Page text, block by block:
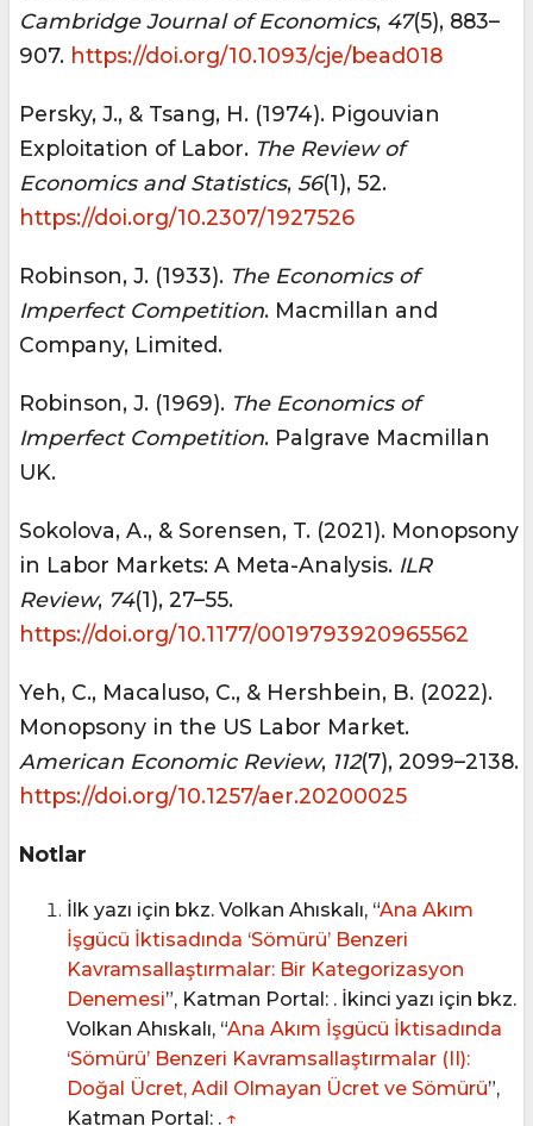
Cambridge Journal of Economics, 47(5), 883–
907. https://doi.org/10.1093/cje/bead018
Persky, J., & Tsang, H. (1974). Pigouvian
Exploitation of Labor. The Review of
Economics and Statistics, 56(1), 52.
https://doi.org/10.2307/1927526
Robinson, J. (1933). The Economics of
Imperfect Competition. Macmillan and
Company, Limited.
Robinson, J. (1969). The Economics of
Imperfect Competition. Palgrave Macmillan
UK.
Sokolova, A., & Sorensen, T. (2021). Monopsony
in Labor Markets: A Meta-Analysis. ILR
Review, 74(1), 27–55.
https://doi.org/10.1177/0019793920965562
Yeh, C., Macaluso, C., & Hershbein, B. (2022).
Monopsony in the US Labor Market.
American Economic Review, 112(7), 2099–2138.
https://doi.org/10.1257/aer.20200025
Notlar
İlk yazı için bkz. Volkan Ahıskalı, “Ana Akım
İşgücü İktisadında ‘Sömürü’ Benzeri
Kavramsallaştırmalar: Bir Kategorizasyon
Denemesi”, Katman Portal: . İkinci yazı için bkz.
Volkan Ahıskalı, “Ana Akım İşgücü İktisadında
‘Sömürü’ Benzeri Kavramsallaştırmalar (II):
Doğal Ücret, Adil Olmayan Ücret ve Sömürü”,
Katman Portal: . ↑